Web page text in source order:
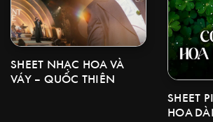
SHEET NHẠC HOA VÀ
VÁY – QUỐC THIÊN
SHEET
HOA